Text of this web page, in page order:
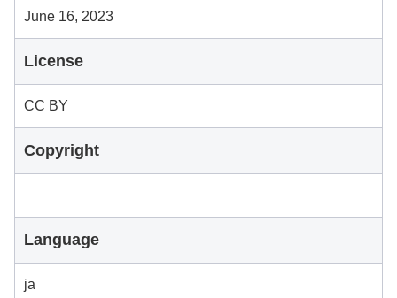
June 16, 2023
License
CC BY
Copyright
Language
ja